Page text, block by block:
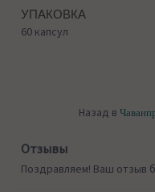
УПАКОВКА
60 капсул
Назад в
Отзывы
Поздравляем! Ваш отзыв